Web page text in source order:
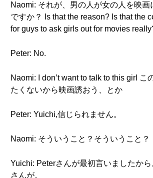
Naomi: それが、男の人が女の人を映画
ですか？ Is that the reason? Is that the
for guys to ask girls out for movies
Peter: No.
Naomi: I don’t want to talk to this girl こ
たくないから映画誘おう、とか
Peter: Yuichi,信じられません。
Naomi: そういうこと？そういうこと？
Yuichi: Peterさんが最初言いましたか
さんが。